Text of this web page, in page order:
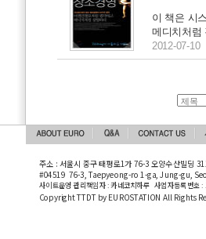
이 책은 시
메디치처럼
2012-07-10